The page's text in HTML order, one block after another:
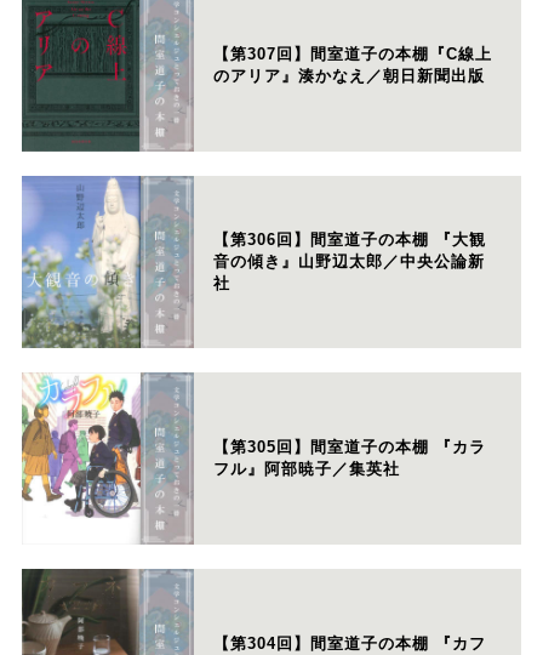
【第307回】間室道子の本棚『C線上
のアリア』湊かなえ／朝日新聞出版
【第306回】間室道子の本棚 『大観
音の傾き』山野辺太郎／中央公論新
社
【第305回】間室道子の本棚 『カラ
フル』阿部暁子／集英社
【第304回】間室道子の本棚 『カフ